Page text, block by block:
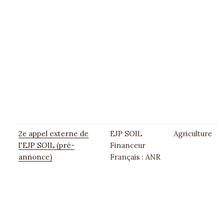
2e appel externe de
l'EJP SOIL (pré-
annonce)
EJP SOIL
Financeur
Français : ANR
Agriculture